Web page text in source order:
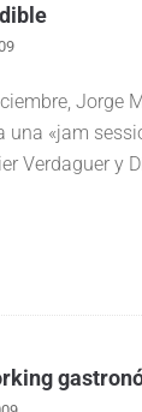
Jorge
una «jam
Verdaguer y